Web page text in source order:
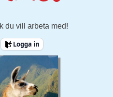
du vill arbeta med!
Logga in